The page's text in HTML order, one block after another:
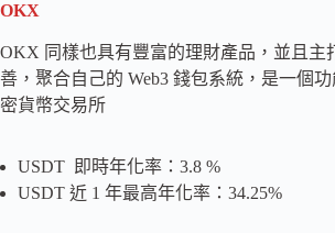
OKX
OKX 同樣也具有豐富的理財產品，並且主
善，聚合自己的 Web3 錢包系統，是一個
密貨幣交易所
USDT 即時年化率：3.8 %
USDT 近 1 年最高年化率：34.25%